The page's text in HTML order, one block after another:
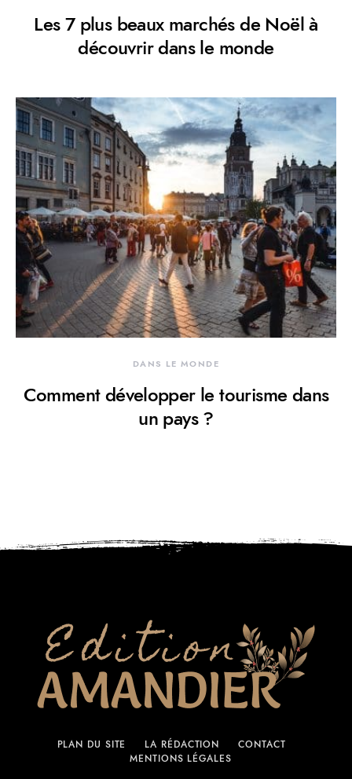
Les 7 plus beaux marchés de Noël à
découvrir dans le monde
DANS LE MONDE
Comment développer le tourisme dans
un pays ?
PLAN DU SITE LA RÉDACTION
CONTACT
MENTIONS LÉGALES